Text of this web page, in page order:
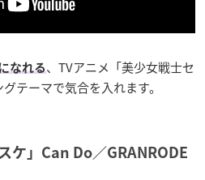
なれる、TVアニメ「美少女戦士セ
テーマで気合を入れます。
ケ」Can Do／GRANRODE